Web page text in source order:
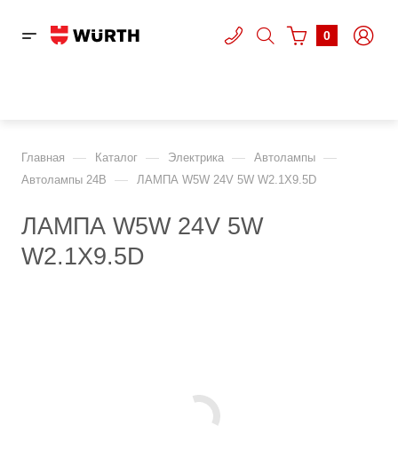
0
Главная — Каталог — Электрика — Автолампы —
Автолампы 24В — ЛАМПА W5W 24V 5W W2.1X9.5D
ЛАМПА W5W 24V 5W
W2.1X9.5D